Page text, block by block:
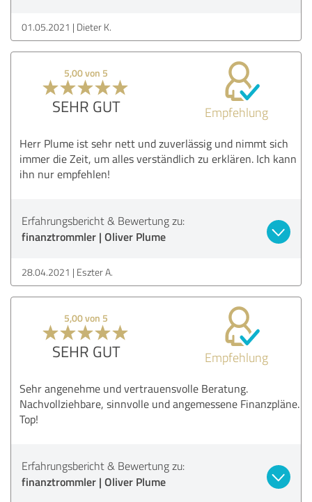
01.05.2021 Dieter K.
5,00 von 5
SEHR GUT Empfehlung
Herr Plume ist sehr nett und zuverlässig und nimmt sich
immer die Zeit, um alles verständlich zu erklären. Ich kann
ihn nur empfehlen!
Erfahrungsbericht & Bewertung zu:
finanztrommler | Oliver Plume
28.04.2021 Eszter A.
5,00 von 5
SEHR GUT Empfehlung
Sehr angenehme und vertrauensvolle Beratung.
Nachvollziehbare, sinnvolle und angemessene Finanzpläne.
Top!
Erfahrungsbericht & Bewertung zu:
finanztrommler | Oliver Plume